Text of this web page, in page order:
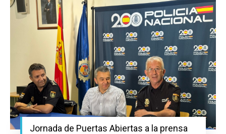
Jornada de Puertas Abiertas a la prensa